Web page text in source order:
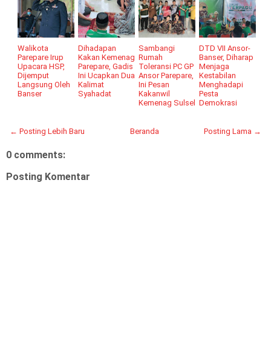
Walikota
Parepare Irup
Upacara HSP,
Dijemput
Langsung Oleh
Banser
Dihadapan
Kakan Kemenag
Parepare, Gadis
Ini Ucapkan Dua
Kalimat
Syahadat
Sambangi
Rumah
Toleransi PC GP
Ansor Parepare,
Ini Pesan
Kakanwil
Kemenag Sulsel
DTD VII Ansor-
Banser, Diharap
Menjaga
Kestabilan
Menghadapi
Pesta
Demokrasi
← Posting Lebih Baru Posting Lama →
Beranda
0 comments:
Posting Komentar